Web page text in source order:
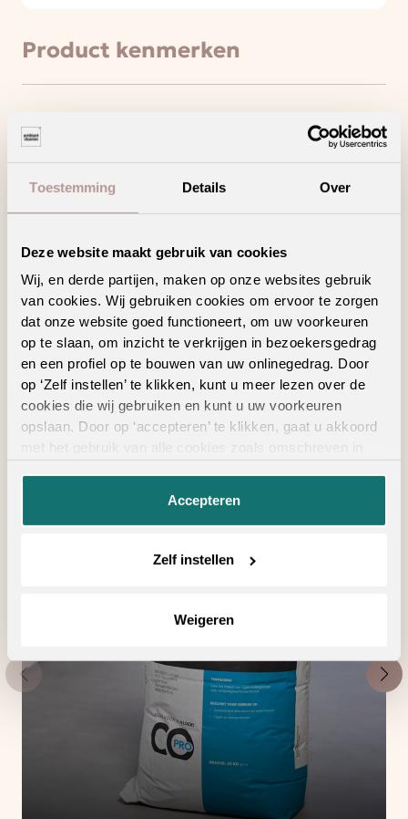
Toestemming Details Over
Deze website maakt gebruik van cookies
Wij, en derde partijen, maken op onze websites gebruik
van cookies. Wij gebruiken cookies om ervoor te zorgen
dat onze website goed functioneert, om uw voorkeuren
op te slaan, om inzicht te verkrijgen in bezoekersgedrag
en een profiel op te bouwen van uw onlinegedrag. Door
op ‘Zelf instellen’ te klikken, kunt u meer lezen over de
cookies die wij gebruiken en kunt u uw voorkeuren
opslaan. Door op ‘accepteren’ te klikken, gaat u akkoord
met het gebruik van alle cookies zoals omschreven in
Accepteren
Zelf instellen
Weigeren
Product kenmerken
Deze vloer haalt het maximale uit jouw
Een waterbestendige vloer voor zorgeloos
wooncomfort
Maak schoonmaken gemakkelijker met een
Vermindert loopgeluid voor extra comfort
Geschikte
vloertoebehoren